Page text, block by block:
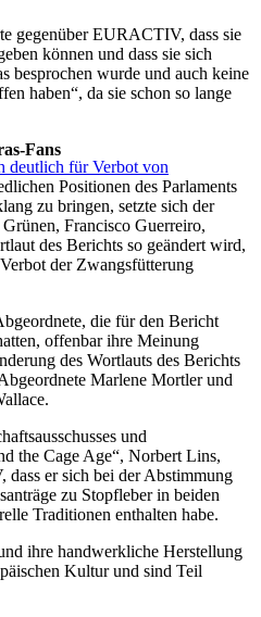
gegenüber EURACTIV, dass sie
können und dass sie sich
besprochen wurde und auch keine
haben“, da sie schon so lange
deutlich für Verbot von
Fans
Positionen des Parlaments
zu bringen, setzte sich der
Francisco Guerreiro,
des Berichts so geändert wird,
der Zwangsfütterung
die für den Bericht
offenbar ihre Meinung
des Wortlauts des Berichts
Marlene Mortler und
und
the Cage Age“, Norbert Lins,
er sich bei der Abstimmung
zu Stopfleber in beiden
Traditionen enthalten habe.
ihre handwerkliche Herstellung
Kultur und sind Teil